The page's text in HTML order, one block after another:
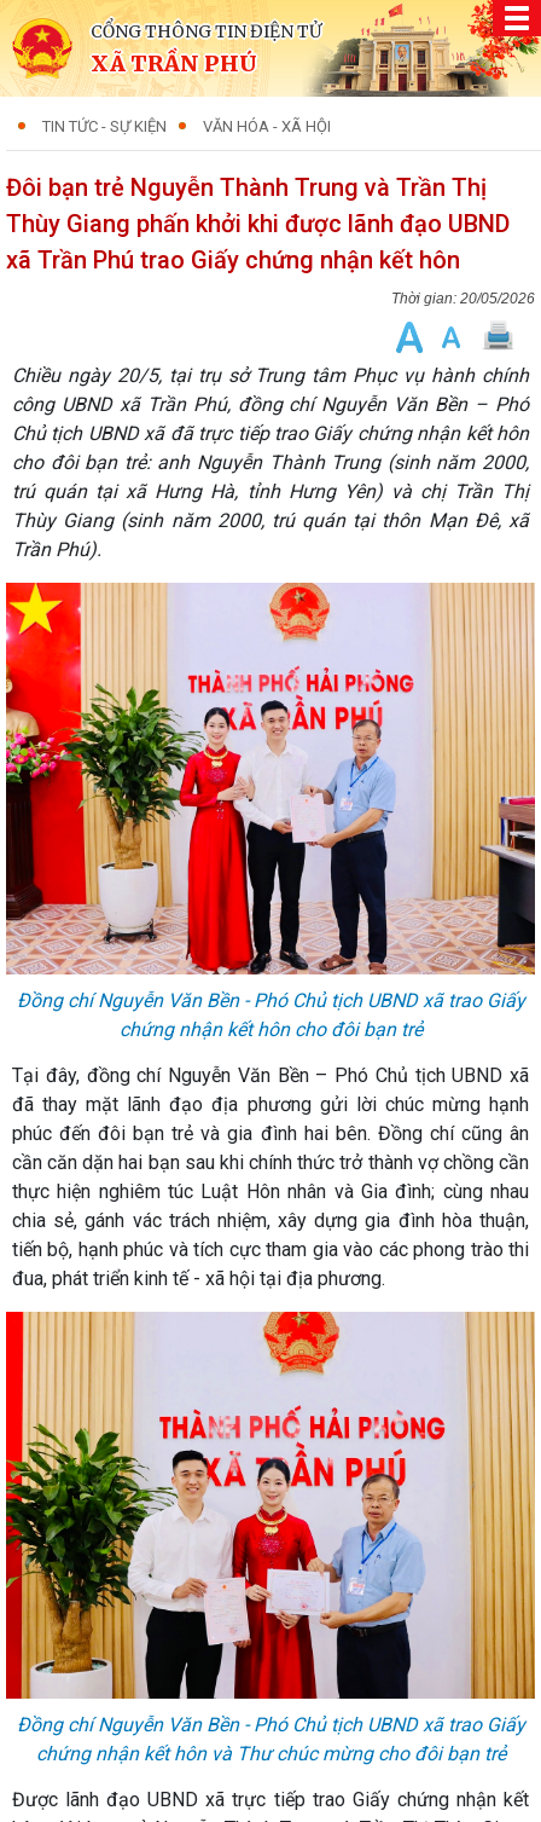
CỔNG THÔNG TIN ĐIỆN TỬ
XÃ TRẦN PHÚ
TIN TỨC - SỰ KIỆN VĂN HÓA - XÃ HỘI
Đôi bạn trẻ Nguyễn Thành Trung và Trần Thị
Thùy Giang phấn khởi khi được lãnh đạo UBND
xã Trần Phú trao Giấy chứng nhận kết hôn
20/05/2026
Chiều ngày 20/5, tại trụ sở Trung tâm Phục vụ hành chính
công UBND xã Trần Phú, đồng chí Nguyễn Văn Bền – Phó
Chủ tịch UBND xã đã trực tiếp trao Giấy chứng nhận kết hôn
cho đôi bạn trẻ: anh Nguyễn Thành Trung (sinh năm 2000,
trú quán tại xã Hưng Hà, tỉnh Hưng Yên) và chị Trần Thị
Thùy Giang (sinh năm 2000, trú quán tại thôn Mạn Đê, xã
Trần Phú).
Đồng chí Nguyễn Văn Bền - Phó Chủ tịch UBND xã trao Giấy
chứng nhận kết hôn cho đôi bạn trẻ
Tại đây, đồng chí Nguyễn Văn Bền – Phó Chủ tịch UBND xã
đã thay mặt lãnh đạo địa phương gửi lời chúc mừng hạnh
phúc đến đôi bạn trẻ và gia đình hai bên. Đồng chí cũng ân
cần căn dặn hai bạn sau khi chính thức trở thành vợ chồng cần
thực hiện nghiêm túc Luật Hôn nhân và Gia đình; cùng nhau
chia sẻ, gánh vác trách nhiệm, xây dựng gia đình hòa thuận,
tiến bộ, hạnh phúc và tích cực tham gia vào các phong trào thi
đua, phát triển kinh tế - xã hội tại địa phương.
Đồng chí Nguyễn Văn Bền - Phó Chủ tịch UBND xã trao Giấy
chứng nhận kết hôn và Thư chúc mừng cho đôi bạn trẻ
Được lãnh đạo UBND xã trực tiếp trao Giấy chứng nhận kết